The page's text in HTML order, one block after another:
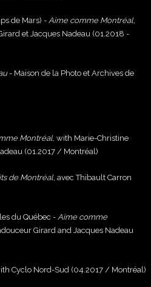
de Mars) - Aime comme Montréal
et Jacques Nadeau (01.2018 -
- Maison de la Photo et Archives de
Montréal, with Marie-Christine
(01.2017 / Montréal)
de Montréal, avec Thibault Carron
du Québec - Aime comme
Girard and Jacques Nadeau
Cyclo Nord-Sud (04.2017 / Montréal)